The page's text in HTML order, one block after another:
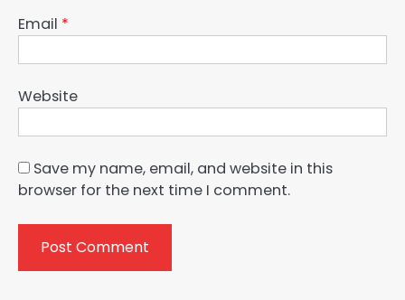
Email *
Website
Save my name, email, and website in this
browser for the next time I comment.